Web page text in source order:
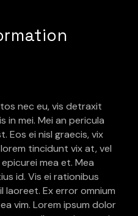
nec eu, vis detraxit
in mei. Mei an pericula
Eos ei nisl graecis, vix
tincidunt vix at, vel
mea et. Mea
id. Vis ei rationibus
laoreet. Ex error omnium
vim. Lorem ipsum dolor